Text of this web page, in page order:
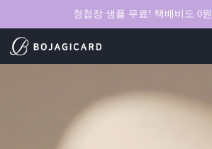
청첩장 샘플 무료! 택배비도 0